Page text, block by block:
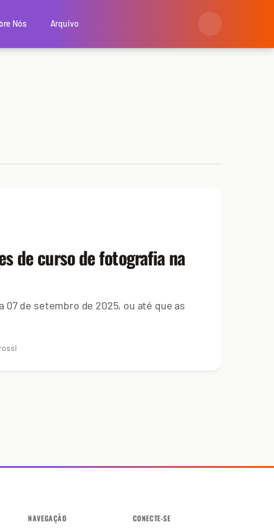
Nós Arquivo
de curso de fotografia na
de setembro de 2025, ou até que as
NAVEGAÇÃO CONECTE-SE